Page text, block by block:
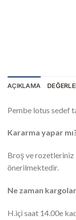
AÇIKLAMA
Pembe lotus sedef
Kararma yapar
Broş ve rozetleriniz
önerilmektedir.
Ne zaman
H.içi saat 14.00e